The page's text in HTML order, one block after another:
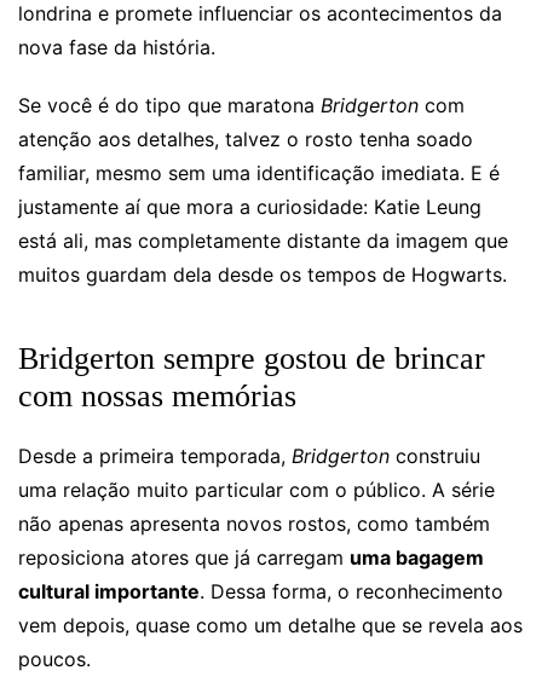
londrina e promete influenciar os acontecimentos da
nova fase da história.
Se você é do tipo que maratona Bridgerton com
atenção aos detalhes, talvez o rosto tenha soado
familiar, mesmo sem uma identificação imediata. E é
justamente aí que mora a curiosidade: Katie Leung
está ali, mas completamente distante da imagem que
muitos guardam dela desde os tempos de Hogwarts.
Bridgerton sempre gostou de brincar
com nossas memórias
Desde a primeira temporada, Bridgerton construiu
uma relação muito particular com o público. A série
não apenas apresenta novos rostos, como também
reposiciona atores que já carregam uma bagagem
cultural importante. Dessa forma, o reconhecimento
vem depois, quase como um detalhe que se revela aos
poucos.